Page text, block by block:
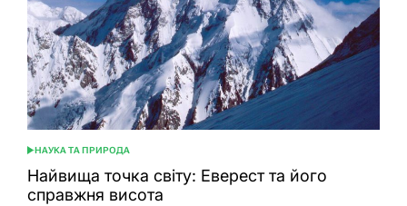
ОПУБЛІКУВАТИ
У
НАУКА ТА ПРИРОДА
Найвища точка світу: Еверест та його
справжня висота